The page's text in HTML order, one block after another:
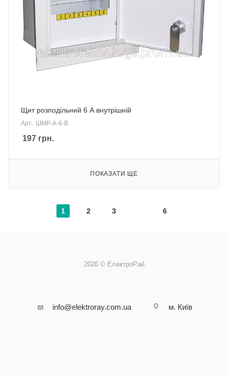
Щит розподільний 6 А внутрішній
Арт.: ШМР-А-6-В
197 грн.
ПОКАЗАТИ ЩЕ
1 2 3 6
2026 © ЕлектроРай
info@elektroray.com.ua м. Київ